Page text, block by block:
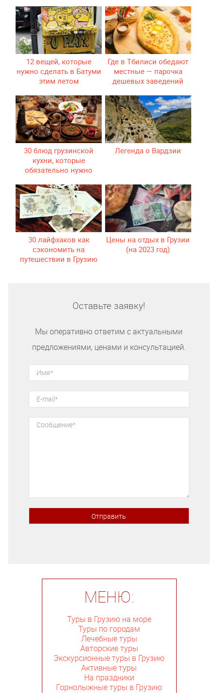
12 вещей, которые
нужно сделать в Батуми
этим летом
Где в Тбилиси обедают
местные — парочка
дешевых заведений
30 блюд грузинской
кухни, которые
обязательно нужно
Легенда о Вардзии
30 лайфхаков как
сэкономить на
путешествии в Грузию
Цены на отдых в Грузии
(на 2023 год)
Оставьте заявку!
Мы оперативно ответим с актуальными
предложениями, ценами и консультацией.
МЕНЮ:
Туры в Грузию на море
Туры по городам
Лечебные туры
Авторские туры
Экскурсионные туры в Грузию
Активные туры
На праздники
Горнолыжные туры в Грузию